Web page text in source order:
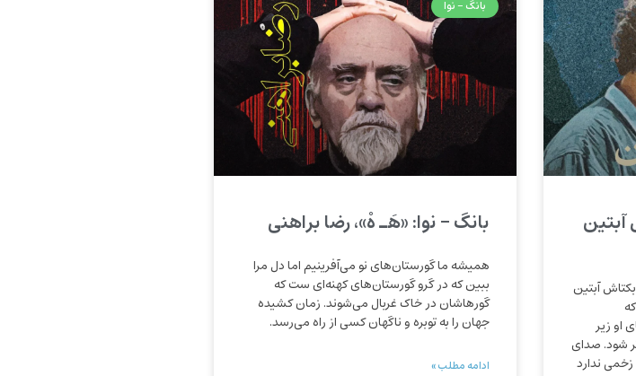
آبتین
آبتین
او زیر
شود. صدای
ندارد
بانگ - نوا
بانگ – نوا: «هَـ هْ»، رضا براهنی
همیشه ما گورستان‌های نو می‌آفرینیم اما دل مرا
ببین که در گرو گورستان‌های کهنه‌ای ست که
گورهاشان در خاک غربال می‌شوند. زمان کشیده
جهان را به توبره و ناگهان کسی از راه می‌رسد.
ادامه مطلب »